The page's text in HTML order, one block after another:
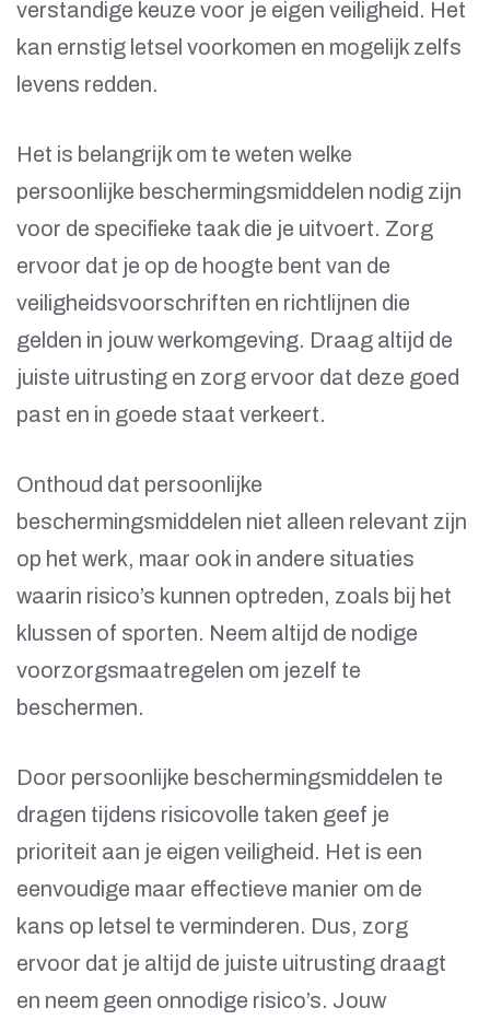
verstandige keuze voor je eigen veiligheid. Het
kan ernstig letsel voorkomen en mogelijk zelfs
levens redden.
Het is belangrijk om te weten welke
persoonlijke beschermingsmiddelen nodig zijn
voor de specifieke taak die je uitvoert. Zorg
ervoor dat je op de hoogte bent van de
veiligheidsvoorschriften en richtlijnen die
gelden in jouw werkomgeving. Draag altijd de
juiste uitrusting en zorg ervoor dat deze goed
past en in goede staat verkeert.
Onthoud dat persoonlijke
beschermingsmiddelen niet alleen relevant zijn
op het werk, maar ook in andere situaties
waarin risico’s kunnen optreden, zoals bij het
klussen of sporten. Neem altijd de nodige
voorzorgsmaatregelen om jezelf te
beschermen.
Door persoonlijke beschermingsmiddelen te
dragen tijdens risicovolle taken geef je
prioriteit aan je eigen veiligheid. Het is een
eenvoudige maar effectieve manier om de
kans op letsel te verminderen. Dus, zorg
ervoor dat je altijd de juiste uitrusting draagt
en neem geen onnodige risico’s. Jouw